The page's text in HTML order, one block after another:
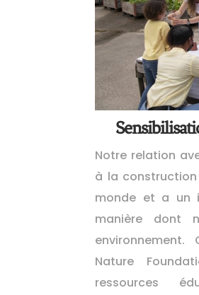
Notre relation
à la
monde et a un
manière dont
environnement.
Nature
ressources